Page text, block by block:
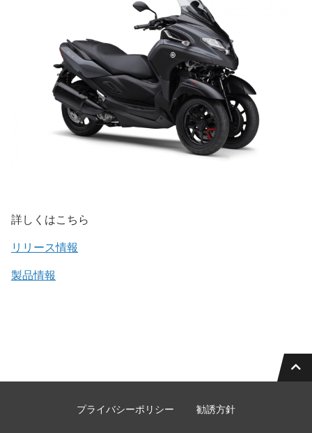
詳しくはこちら
リリース情報
製品情報
プライバシーポリシー 勧誘方針